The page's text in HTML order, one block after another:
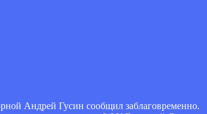
Андрей Гусин сообщил заблаговременно.